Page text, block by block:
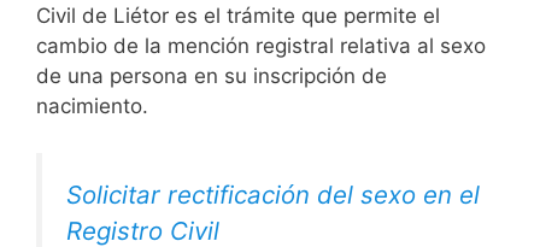
Civil de Liétor es el trámite que permite el
cambio de la mención registral relativa al sexo
de una persona en su inscripción de
nacimiento.
Solicitar rectificación del sexo en el
Registro Civil